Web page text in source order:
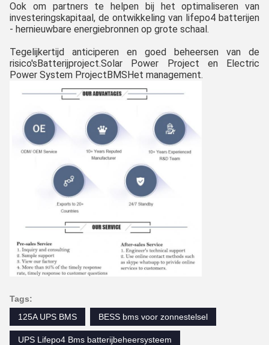
Ook om partners te helpen bij het optimaliseren van
investeringskapitaal, de ontwikkeling van lifepo4 batterijen
- hernieuwbare energiebronnen op grote schaal.
Tegelijkertijd anticiperen en goed beheersen van de
risico'sBatterijproject.Solar Power Project en Electric
Power System ProjectBMSHet management.
Tags:
125A UPS BMS
BESS bms voor zonnestelsel
UPS Lifepo4 Bms batterijbeheersysteem